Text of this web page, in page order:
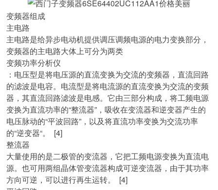
变频器组成
主电路
主电路是给异步电动机提供调压调频电源的电力变换部分，
变频器的主电路大体上可分为两类
变频功率分析仪
：电压型是将电压源的直流变换为交流的变频器，直流回路
的滤波是电容。电流型是将电流源的直流变换为交流的变频
器，其直流回路滤波是电感。它由三部分构成，将工频电源
变换为直流功率的“整流器”，吸收在变流器和逆变器产生的
电压脉动的“平波回路”，以及将直流功率变换为交流功率
的“逆变器“。 [4]
整流器
大量使用的是二极管的变流器，它把工频电源变换为直流电
源。也可用两组晶体管变流器构成可逆变流器，由于其功率
方向可逆，可以进行再生运转。 [4]